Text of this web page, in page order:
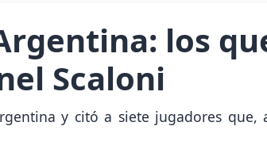
los
Scaloni
y citó a siete jugadores